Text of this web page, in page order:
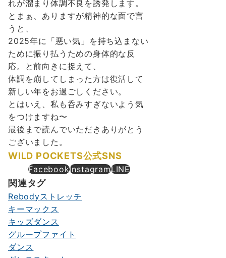
れが溜まり体調不良を誘発します。
とまぁ、ありますが精神的な面で言
うと、
2025年に 「悪い気」を持ち込まない
ために振り払うための身体的な反
応。と前向きに捉えて、
体調を崩してしまった方は復活して
新しい年をお過ごしください。
とはいえ、私も呑みすぎないよう気
をつけますね〜
最後まで読んでいただきありがとう
ございました。
WILD POCKETS公式SNS
FacebookInstagramLINE
関連タグ
Rebodyストレッチ
キーマックス
キッズダンス
グループファイト
ダンス